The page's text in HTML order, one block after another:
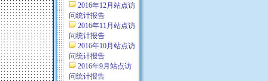
2016年12月站点访
问统计报告
2016年11月站点访
问统计报告
2016年10月站点访
问统计报告
2016年9月站点访
问统计报告